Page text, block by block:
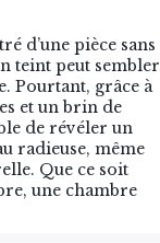
d’une pièce sans
teint peut sembler
Pourtant, grâce à
et un brin de
de révéler un
radieuse, même
Que ce soit
une chambre